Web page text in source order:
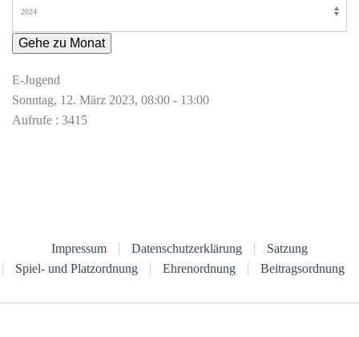
Gehe zu Monat
E-Jugend
Sonntag, 12. März 2023, 08:00 - 13:00
Aufrufe : 3415
Impressum Datenschutzerklärung
Satzung
Spiel- und Platzordnung
Ehrenordnung Beitragsordnung